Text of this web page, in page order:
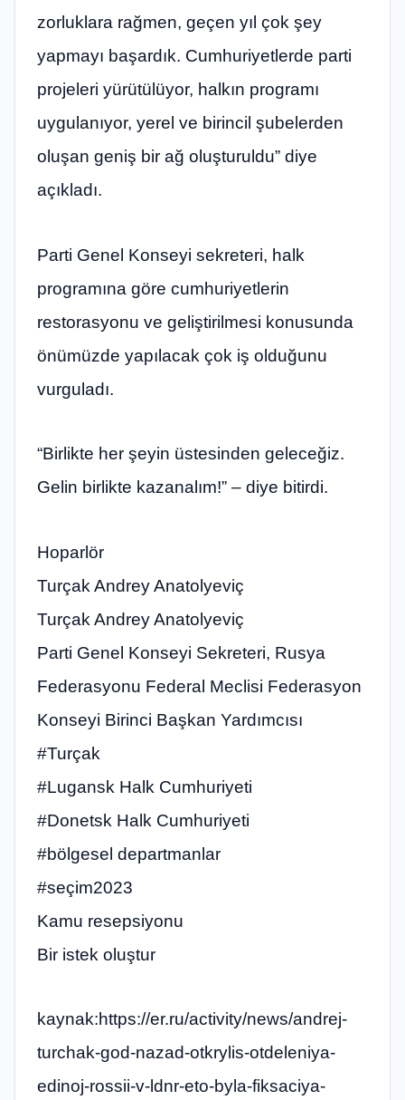
zorluklara rağmen, geçen yıl çok şey
yapmayı başardık. Cumhuriyetlerde parti
projeleri yürütülüyor, halkın programı
uygulanıyor, yerel ve birincil şubelerden
oluşan geniş bir ağ oluşturuldu” diye
açıkladı.
Parti Genel Konseyi sekreteri, halk
programına göre cumhuriyetlerin
restorasyonu ve geliştirilmesi konusunda
önümüzde yapılacak çok iş olduğunu
vurguladı.
“Birlikte her şeyin üstesinden geleceğiz.
Gelin birlikte kazanalım!” – diye bitirdi.
Hoparlör
Turçak Andrey Anatolyeviç
Turçak Andrey Anatolyeviç
Parti Genel Konseyi Sekreteri, Rusya
Federasyonu Federal Meclisi Federasyon
Konseyi Birinci Başkan Yardımcısı
#Turçak
#Lugansk Halk Cumhuriyeti
#Donetsk Halk Cumhuriyeti
#bölgesel departmanlar
#seçim2023
Kamu resepsiyonu
Bir istek oluştur
kaynak:https://er.ru/activity/news/andrej-
turchak-god-nazad-otkrylis-otdeleniya-
edinoj-rossii-v-ldnr-eto-byla-fiksaciya-